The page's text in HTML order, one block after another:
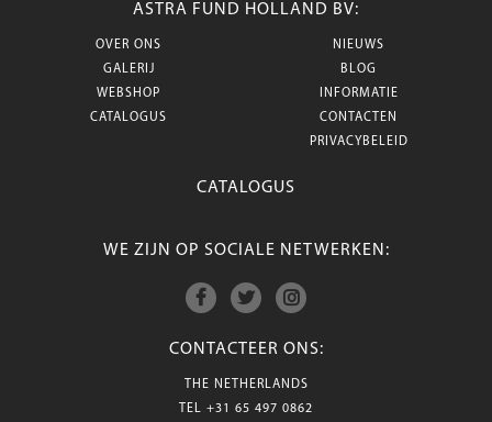
ASTRA FUND HOLLAND BV:
OVER ONS
GALERIJ
WEBSHOP
CATALOGUS
NIEUWS
BLOG
INFORMATIE
CONTACTEN
PRIVACYBELEID
CATALOGUS
WE ZIJN OP SOCIALE NETWERKEN:
CONTACTEER ONS:
THE NETHERLANDS
TEL +31 65 497 0862